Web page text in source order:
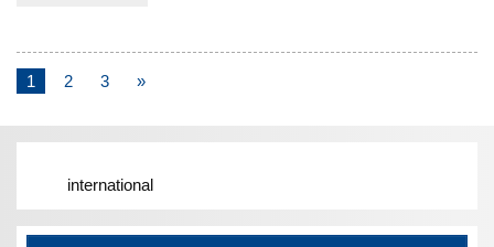
1 2 3 »
international